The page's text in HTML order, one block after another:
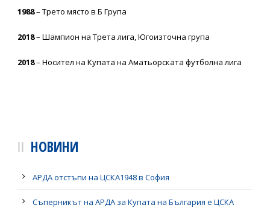
1988– Трето място в Б Група
2018– Шампион на Трета лига, Югоизточна група
2018– Носител на Купата на Аматьорската футболна лига
НОВИНИ
АРДА отстъпи на ЦСКА1948 в София
Съперникът на АРДА за Купата на България е ЦСКА